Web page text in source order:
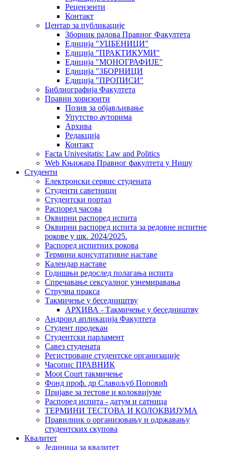
Рецензенти
Контакт
Центар за публикације
Зборник радова Правног Факултета
Едиција "УЏБЕНИЦИ"
Едиција "ПРАКТИКУМИ"
Едиција "МОНОГРАФИЈЕ"
Едиција "ЗБОРНИЦИ
Едиција "ПРОПИСИ"
Библиографија Факултета
Правни хоризонти
Позив за објављивање
Упутство ауторима
Архива
Редакција
Контакт
Facta Univesitatis: Law and Politics
Web Књижара Правног факултета у Нишу
Студенти
Електронски сервис студената
Студенти саветници
Студентски портал
Распоред часова
Оквирни распоред испита
Оквирни распоред испита за редовне испитне
рокове у шк. 2024/2025.
Распоред испитних рокова
Термини консултативне наставе
Календар наставе
Годишњи редослед полагања испита
Спречавање сексуалног узнемиравања
Стручна пракса
Такмичење у беседништву
АРХИВА - Такмичење у беседништву
Андроид апликација Факултета
Студент продекан
Студентски парламент
Савез студената
Регистроване студентске организације
Часопис ПРАВНИК
Moot Court такмичење
Фонд проф. др Славољуб Поповић
Пријаве за тестове и колоквијуме
Распоред испита - датум и сатница
ТЕРМИНИ ТЕСТОВА И КОЛОКВИЈУМА
Правилник о организовању и одржавању
студентских скупова
Квалитет
Јединица за квалитет